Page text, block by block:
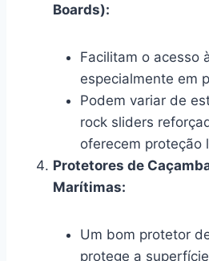
Boards):
Facilitam o acesso
especialmente em
Podem variar de
rock sliders
oferecem proteção
Protetores de
Marítimas:
Um bom protetor
protege a